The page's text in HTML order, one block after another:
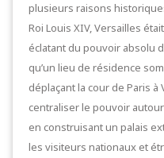
plusieurs raisons
Roi Louis XIV, Versailles
éclatant du pouvoir absolu
qu’un lieu de résidence
déplaçant la cour de Paris à
centraliser le pouvoir
en construisant un palais
les visiteurs nationaux et